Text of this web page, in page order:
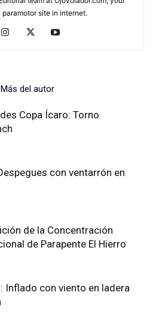
paramotor site in internet.
Más del autor
Copa Ícaro: Torno
con ventarrón en
de la Concentración
de Parapente El Hierro
Inflado con viento en ladera